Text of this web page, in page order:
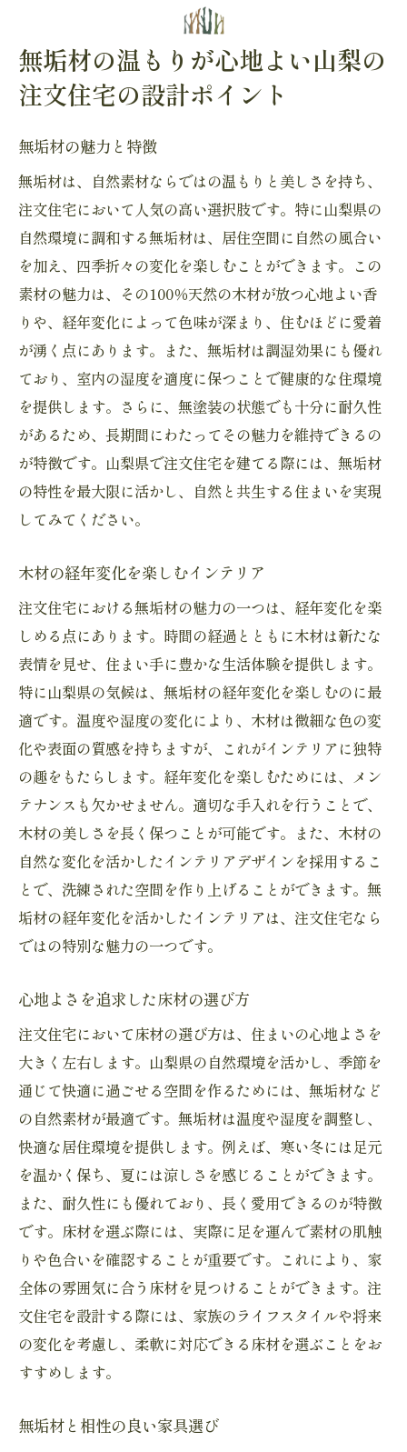
無垢材の温もりが心地よい山梨の
注文住宅の設計ポイント
無垢材の魅力と特徴
無垢材は、自然素材ならではの温もりと美しさを持ち、
注文住宅において人気の高い選択肢です。特に山梨県の
自然環境に調和する無垢材は、居住空間に自然の風合い
を加え、四季折々の変化を楽しむことができます。この
素材の魅力は、その100％天然の木材が放つ心地よい香
りや、経年変化によって色味が深まり、住むほどに愛着
が湧く点にあります。また、無垢材は調湿効果にも優れ
ており、室内の湿度を適度に保つことで健康的な住環境
を提供します。さらに、無塗装の状態でも十分に耐久性
があるため、長期間にわたってその魅力を維持できるの
が特徴です。山梨県で注文住宅を建てる際には、無垢材
の特性を最大限に活かし、自然と共生する住まいを実現
してみてください。
木材の経年変化を楽しむインテリア
注文住宅における無垢材の魅力の一つは、経年変化を楽
しめる点にあります。時間の経過とともに木材は新たな
表情を見せ、住まい手に豊かな生活体験を提供します。
特に山梨県の気候は、無垢材の経年変化を楽しむのに最
適です。温度や湿度の変化により、木材は微細な色の変
化や表面の質感を持ちますが、これがインテリアに独特
の趣をもたらします。経年変化を楽しむためには、メン
テナンスも欠かせません。適切な手入れを行うことで、
木材の美しさを長く保つことが可能です。また、木材の
自然な変化を活かしたインテリアデザインを採用するこ
とで、洗練された空間を作り上げることができます。無
垢材の経年変化を活かしたインテリアは、注文住宅なら
ではの特別な魅力の一つです。
心地よさを追求した床材の選び方
注文住宅において床材の選び方は、住まいの心地よさを
大きく左右します。山梨県の自然環境を活かし、季節を
通じて快適に過ごせる空間を作るためには、無垢材など
の自然素材が最適です。無垢材は温度や湿度を調整し、
快適な居住環境を提供します。例えば、寒い冬には足元
を温かく保ち、夏には涼しさを感じることができます。
また、耐久性にも優れており、長く愛用できるのが特徴
です。床材を選ぶ際には、実際に足を運んで素材の肌触
りや色合いを確認することが重要です。これにより、家
全体の雰囲気に合う床材を見つけることができます。注
文住宅を設計する際には、家族のライフスタイルや将来
の変化を考慮し、柔軟に対応できる床材を選ぶことをお
すすめします。
無垢材と相性の良い家具選び